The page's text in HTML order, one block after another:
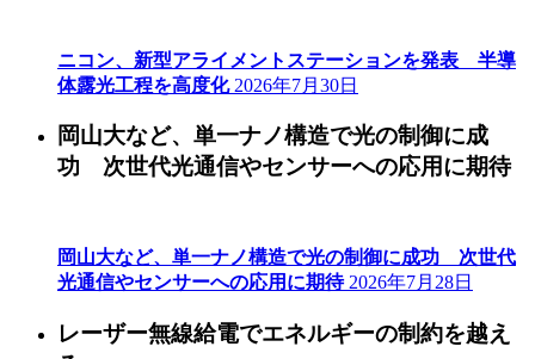
ニコン、新型アライメントステーションを発表 半導
体露光工程を高度化 2026年7月30日
岡山大など、単一ナノ構造で光の制御に成
功 次世代光通信やセンサーへの応用に期待
岡山大など、単一ナノ構造で光の制御に成功 次世代
光通信やセンサーへの応用に期待 2026年7月28日
レーザー無線給電でエネルギーの制約を越え